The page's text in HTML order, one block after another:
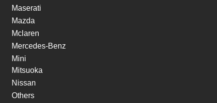
Maserati
Mazda
Mclaren
Mercedes-Benz
Mini
Mitsuoka
Nissan
Others